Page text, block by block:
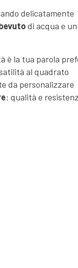
delicatamente
di acqua e
è la tua parola
al quadrato
da personalizzare
: qualità e